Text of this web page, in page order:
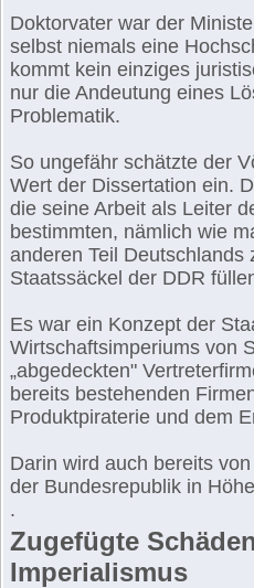
Doktorvater war der
selbst niemals eine
kommt kein einziges
nur die Andeutung eines
Problematik.
So ungefähr schätzte der
Wert der Dissertation ein.
die seine Arbeit als Leiter
bestimmten, nämlich wie
anderen Teil
Staatssäckel der DDR
Es war ein Konzept der
Wirtschaftsimperiums von
„abgedeckten"
bereits bestehenden
Produktpiraterie und dem
Darin wird auch bereits
der Bundesrepublik in
.
Zugefügte
Imperialismus